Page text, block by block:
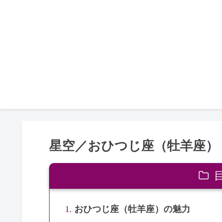
星空／おひつじ座（牡羊座）
おひつじ座（牡羊座）の魅力